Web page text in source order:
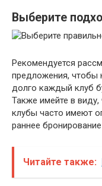
Выберите
Рекомендуется
предложения, чтобы
долго каждый клуб
Также имейте в
клубы часто имеют
раннее
Читайте также: